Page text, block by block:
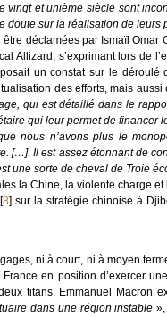
vingt et unième siècle sont
doute sur la réalisation de leurs
déclamées par Ismaïl
Allizard, s’exprimant lors de
un constat sur le
des efforts, mais
qui est détaillé dans le
qui leur permet de
nous n’avons plus le
[…]. Il est assez étonnant de
une sorte de cheval de Troie
la Chine, la violente charge
[8] sur la stratégie chinoise à
ni à court, ni à moyen
en position d’exercer
titans. Emmanuel Macron
dans une région instable